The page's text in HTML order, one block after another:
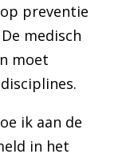
preventie
medisch
moet
ik aan de
in het